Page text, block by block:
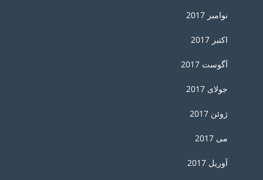
نوامبر 2017
اکتبر 2017
آگوست 2017
جولای 2017
ژوئن 2017
می 2017
آوریل 2017